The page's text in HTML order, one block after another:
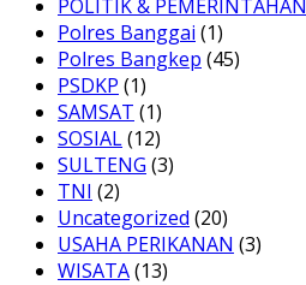
POLITIK & PEMERINTAHAN
Polres Banggai (1)
Polres Bangkep (45)
PSDKP (1)
SAMSAT (1)
SOSIAL(12)
SULTENG (3)
TNI (2)
Uncategorized (20)
USAHA PERIKANAN (3)
WISATA(13)